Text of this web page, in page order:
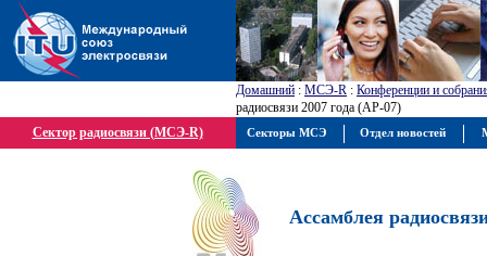
Домашний : МСЭ-R : Конференции и
радиосвязи 2007 года (АР-07)
Сектор радиосвязи (МСЭ-R)
Ассамблея
Секторы МСЭ Отдел новостей